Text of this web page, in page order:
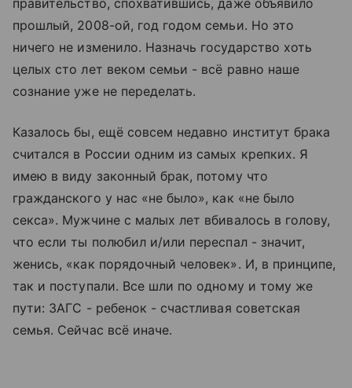
правительство, спохватившись, даже объявило
прошлый, 2008-ой, год годом семьи. Но это
ничего не изменило. Назначь государство хоть
целых сто лет веком семьи - всё равно наше
сознание уже не переделать.
Казалось бы, ещё совсем недавно институт брака
считался в России одним из самых крепких. Я
имею в виду законный брак, потому что
гражданского у нас «не было», как «не было
секса». Мужчине с малых лет вбивалось в голову,
что если ты полюбил и/или переспал - значит,
женись, «как порядочный человек». И, в принципе,
так и поступали. Все шли по одному и тому же
пути: ЗАГС - ребенок - счастливая советская
семья. Сейчас всё иначе.